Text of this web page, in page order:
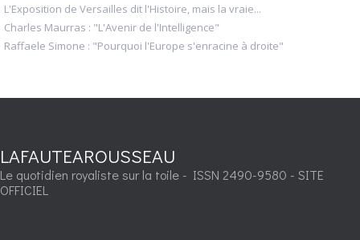
L'Exposition de Versailles dit l'Histoire, mais la vraie...
Charles Maurras : "L'Avenir de l'Intelligence"
Raffaele Simone : "Pourquoi l'Europe s'enracine à droite"
LAFAUTEAROUSSEAU
Le quotidien royaliste sur la toile - ISSN 2490-9580 - SITE
OFFICIEL